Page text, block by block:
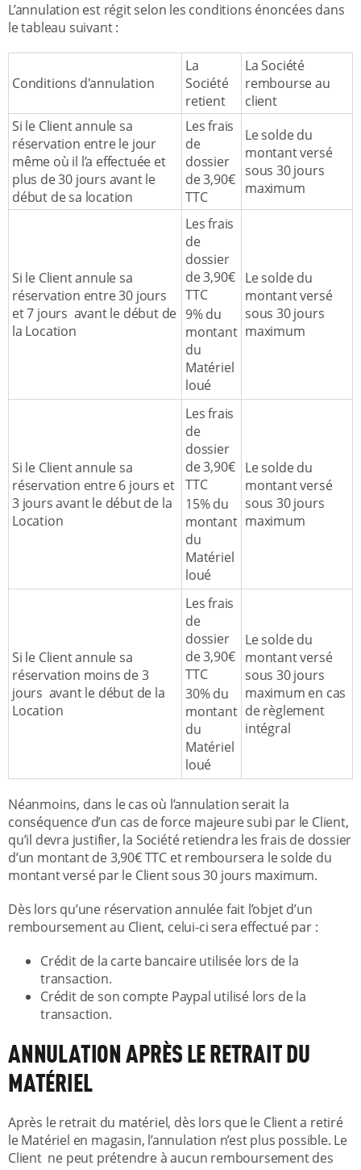
L’annulation est régit selon les conditions énoncées dans
le tableau suivant :
Conditions d'annulation
La
Société
retient
La Société
rembourse au
client
Si le Client annule sa
réservation entre le jour
même où il l’a effectuée et
plus de 30 jours avant le
début de sa location
Les frais
de
dossier
de 3,90€
TTC
Le solde du
montant versé
sous 30 jours
maximum
Si le Client annule sa
réservation entre 30 jours
et 7 jours avant le début de
la Location
Les frais
de
dossier
de 3,90€
TTC
9% du
montant
du
Matériel
loué
Le solde du
montant versé
sous 30 jours
maximum
Si le Client annule sa
réservation entre 6 jours et
3 jours avant le début de la
Location
Les frais
de
dossier
de 3,90€
TTC
15% du
montant
du
Matériel
loué
Le solde du
montant versé
sous 30 jours
maximum
Si le Client annule sa
réservation moins de 3
jours avant le début de la
Location
Les frais
de
dossier
de 3,90€
TTC
30% du
montant
du
Matériel
loué
Le solde du
montant versé
sous 30 jours
maximum en cas
de règlement
intégral
Néanmoins, dans le cas où l’annulation serait la
conséquence d’un cas de force majeure subi par le Client,
qu’il devra justifier, la Société retiendra les frais de dossier
d’un montant de 3,90€ TTC et remboursera le solde du
montant versé par le Client sous 30 jours maximum.
Dès lors qu’une réservation annulée fait l’objet d’un
remboursement au Client, celui-ci sera effectué par :
Crédit de la carte bancaire utilisée lors de la
transaction.
Crédit de son compte Paypal utilisé lors de la
transaction.
ANNULATION APRÈS LE RETRAIT DU
MATÉRIEL
Après le retrait du matériel, dès lors que le Client a retiré
le Matériel en magasin, l’annulation n’est plus possible. Le
Client ne peut prétendre à aucun remboursement des